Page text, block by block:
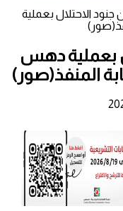
الاحتلال بعملية
بعملية دهس
المنفذ(صور)